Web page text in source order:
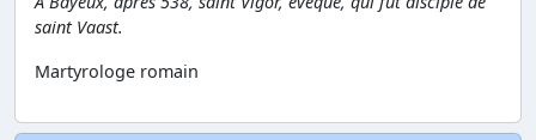
saint Vaast.
Martyrologe romain